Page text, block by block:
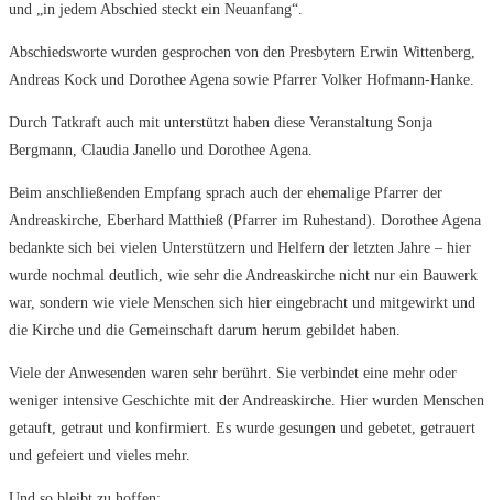
und „in jedem Abschied steckt ein Neuanfang“.
Abschiedsworte wurden gesprochen von den Presbytern Erwin Wittenberg,
Andreas Kock und Dorothee Agena sowie Pfarrer Volker Hofmann-Hanke.
Durch Tatkraft auch mit unterstützt haben diese Veranstaltung Sonja
Bergmann, Claudia Janello und Dorothee Agena.
Beim anschließenden Empfang sprach auch der ehemalige Pfarrer der
Andreaskirche, Eberhard Matthieß (Pfarrer im Ruhestand). Dorothee Agena
bedankte sich bei vielen Unterstützern und Helfern der letzten Jahre – hier
wurde nochmal deutlich, wie sehr die Andreaskirche nicht nur ein Bauwerk
war, sondern wie viele Menschen sich hier eingebracht und mitgewirkt und
die Kirche und die Gemeinschaft darum herum gebildet haben.
Viele der Anwesenden waren sehr berührt. Sie verbindet eine mehr oder
weniger intensive Geschichte mit der Andreaskirche. Hier wurden Menschen
getauft, getraut und konfirmiert. Es wurde gesungen und gebetet, getrauert
und gefeiert und vieles mehr.